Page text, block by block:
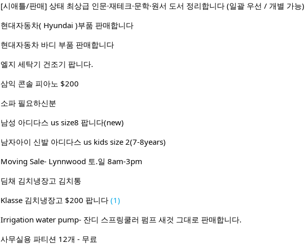
[시애틀/판매] 상태 최상급 인문·재테크·문학·원서 도서 정리합니다 (일괄 우선 / 개별 가능)
현대자동차( Hyundai )부품 판매합니다
현대자동차 바디 부품 판매합니다
엘지 세탁기 건조기 팝니다.
삼익 콘솔 피아노 $200
소파 필요하신분
남성 아디다스 us size8 팝니다(new)
남자아이 신발 아디다스 us kids size 2(7-8years)
Moving Sale- Lynnwood 토.일 8am-3pm
딤채 김치냉장고 김치통
Klasse 김치냉장고 $200 팝니다 (1)
Irrigation water pump- 잔디 스프링쿨러 펌프 새것 그대로 판매합니다.
사무실용 파티션 12개 - 무료